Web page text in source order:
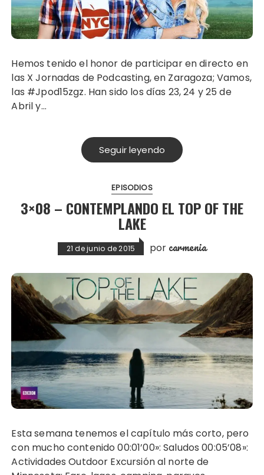
Hemos tenido el honor de participar en directo en
las X Jornadas de Podcasting, en Zaragoza; Vamos,
las #Jpod15zgz. Han sido los días 23, 24 y 25 de
Abril y…
Seguir leyendo
EPISODIOS
3×08 – CONTEMPLANDO EL TOP OF THE
LAKE
21 de junio de 2015 por carmenia
Esta semana tenemos el capítulo más corto, pero
con mucho contenido 00:01’00»: Saludos 00:05’08»:
Actividades Outdoor Excursión al norte de